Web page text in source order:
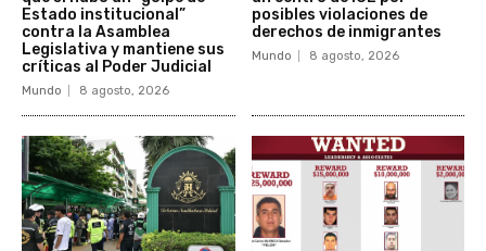
Estado institucional”
contra la Asamblea
Legislativa y mantiene sus
críticas al Poder Judicial
Mundo 8 agosto, 2026
posibles violaciones de
derechos de inmigrantes
Mundo 8 agosto, 2026